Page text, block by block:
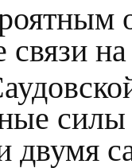
силы
двумя